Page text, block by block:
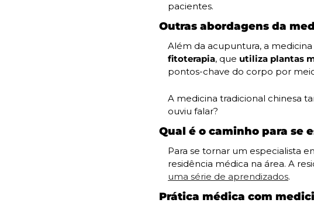
pacientes.
Outras abordagens da
fitoterapia, que utiliza plantas
pontos-chave do corpo por
A medicina tradicional chinesa
ouviu falar?
Qual é o caminho para se
Para se tornar um especialista
uma série de aprendizados.
Prática médica com